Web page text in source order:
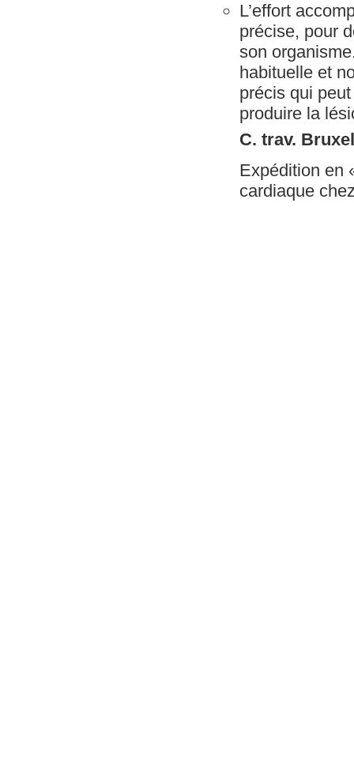
L’effort
précise, pour
son
habituelle et
précis qui
produire la
C. trav.
Expédition en
cardiaque